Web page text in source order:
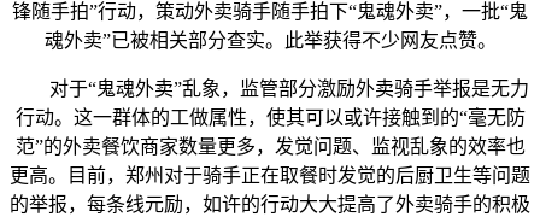
锋随手拍”行动，策动外卖骑手随手拍下“鬼魂外卖”，一批“鬼
魂外卖”已被相关部分查实。此举获得不少网友点赞。
对于“鬼魂外卖”乱象，监管部分激励外卖骑手举报是无力
行动。这一群体的工做属性，使其可以或许接触到的“毫无防
范”的外卖餐饮商家数量更多，发觉问题、监视乱象的效率也
更高。目前，郑州对于骑手正在取餐时发觉的后厨卫生等问题
的举报，每条线元励，如许的行动大大提高了外卖骑手的积极